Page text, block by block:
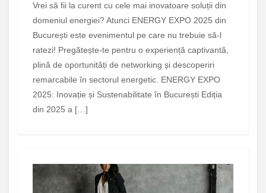
Vrei să fii la curent cu cele mai inovatoare soluții din
domeniul energiei? Atunci ENERGY EXPO 2025 din
București este evenimentul pe care nu trebuie să-l
ratezi! Pregătește-te pentru o experiență captivantă,
plină de oportunități de networking și descoperiri
remarcabile în sectorul energetic. ENERGY EXPO
2025: Inovație și Sustenabilitate în București Ediția
din 2025 a […]